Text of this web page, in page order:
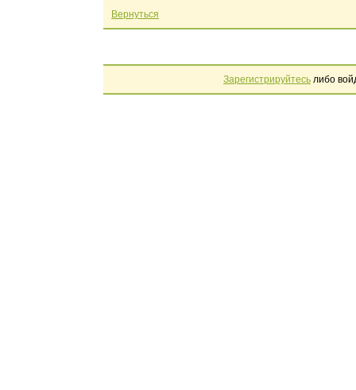
Вернуться
Зарегистрируйтесь либо